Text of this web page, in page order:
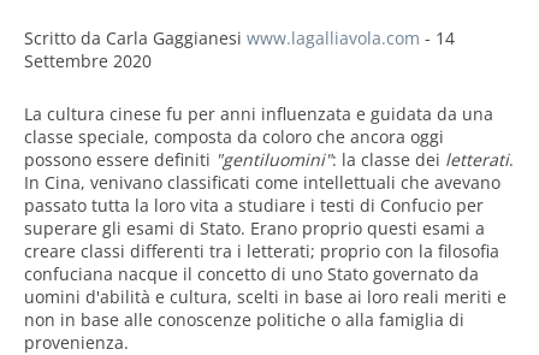
Scritto da Carla Gaggianesi www.lagalliavola.com - 14
Settembre 2020
La cultura cinese fu per anni influenzata e guidata da una
classe speciale, composta da coloro che ancora oggi
possono essere definiti "gentiluomini": la classe dei letterati.
In Cina, venivano classificati come intellettuali che avevano
passato tutta la loro vita a studiare i testi di Confucio per
superare gli esami di Stato. Erano proprio questi esami a
creare classi differenti tra i letterati; proprio con la filosofia
confuciana nacque il concetto di uno Stato governato da
uomini d'abilità e cultura, scelti in base ai loro reali meriti e
non in base alle conoscenze politiche o alla famiglia di
provenienza.